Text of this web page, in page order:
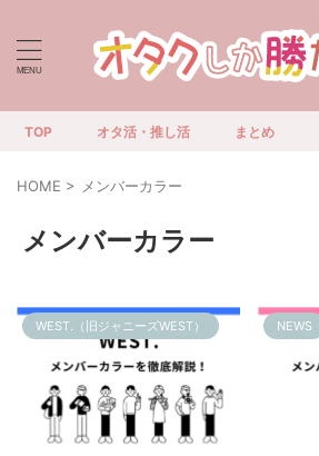
TOP オタ活・推し活 まとめ
HOME > メンバーカラー
メンバーカラー
WEST.（旧ジャニーズWEST） NEWS